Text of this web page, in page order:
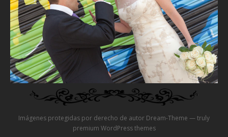
Sobre mí
Testimonios
Preguntas?
Precios
Contacta
Imágenes protegidas por derecho de autor Dream-Theme — truly
premium WordPress themes